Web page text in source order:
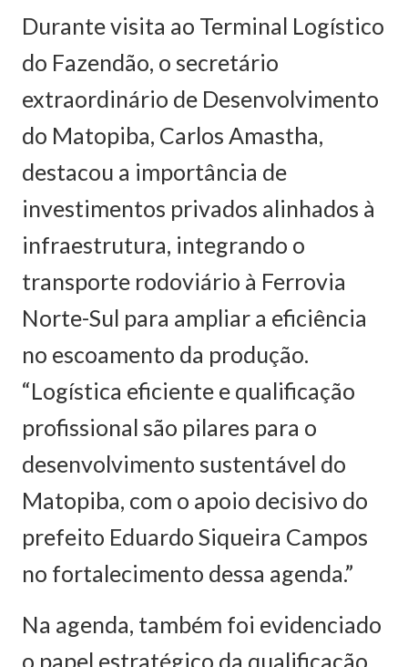
Durante visita ao Terminal Logístico
do Fazendão, o secretário
extraordinário de Desenvolvimento
do Matopiba, Carlos Amastha,
destacou a importância de
investimentos privados alinhados à
infraestrutura, integrando o
transporte rodoviário à Ferrovia
Norte-Sul para ampliar a eficiência
no escoamento da produção.
“Logística eficiente e qualificação
profissional são pilares para o
desenvolvimento sustentável do
Matopiba, com o apoio decisivo do
prefeito Eduardo Siqueira Campos
no fortalecimento dessa agenda.”
Na agenda, também foi evidenciado
o papel estratégico da qualificação